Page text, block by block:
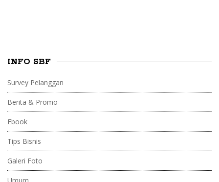
INFO SBF
Survey Pelanggan
Berita & Promo
Ebook
Tips Bisnis
Galeri Foto